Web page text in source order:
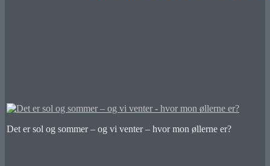
Det er sol og sommer – og vi venter – hvor mon øllerne er?